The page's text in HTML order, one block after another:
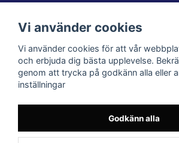
SE559163197201
060-566 800
info@filter.se
559163-1972
Vi använder cookies
Vi använder cookies för att vår
och erbjuda dig bästa upplevelse.
genom att trycka på godkänn alla eller
inställningar
Godkänn alla